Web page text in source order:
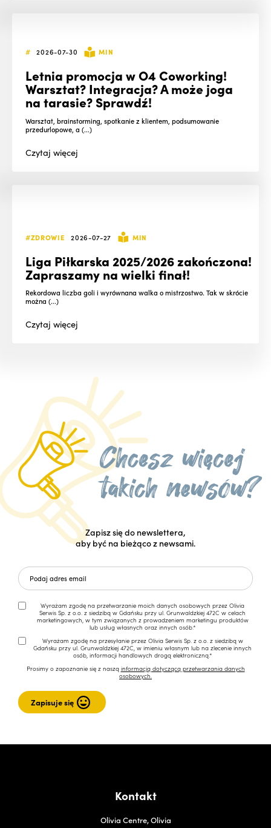
# 2026-07-30 MIN
Letnia promocja w O4 Coworking!
Warsztat? Integracja? A może joga
na tarasie? Sprawdź!
Warsztat, brainstorming, spotkanie z klientem, podsumowanie
przedurlopowe, a (...)
Czytajwięcej
#ZDROWIE 2026-07-27 MIN
Liga Piłkarska 2025/2026 zakończona!
Zapraszamy na wielki finał!
Rekordowa liczba goli i wyrównana walka o mistrzostwo. Tak w skrócie
można (...)
Czytajwięcej
Zapisz się do newslettera,
aby być na bieżąco z newsami.
Wyrażam zgodę na przetwarzanie moich danych osobowych przez Olivia
Serwis Sp. z o.o. z siedzibą w Gdańsku przy ul. Grunwaldzkiej 472C w celach
marketingowych, w tym związanych z prowadzeniem marketingu produktów
lub usług własnych oraz innych osób.*
Wyrażam zgodę na przesyłanie przez Olivia Serwis Sp. z o.o. z siedzibą w
Gdańsku przy ul. Grunwaldzkiej 472C, w imieniu własnym lub na zlecenie innych
osób, informacji handlowych drogą elektroniczną.*
Prosimy o zapoznanie się z naszą informacją dotyczącą przetwarzania danych
osobowych.
Kontakt
Olivia Centre, Olivia